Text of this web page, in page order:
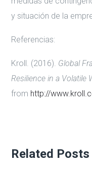
y situación de la
Referencias:
Kroll. (2016). Global
Resilience in a Volatile
from http://
Related Posts